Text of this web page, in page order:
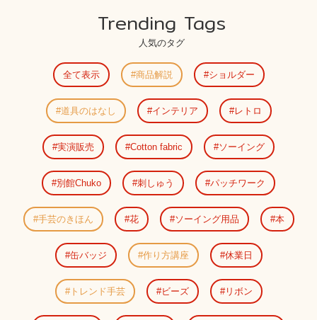
Trending Tags
人気のタグ
全て表示 商品解説 ショルダー
道具のはなし インテリア レトロ
実演販売 Cotton fabric ソーイング
別館Chuko 刺しゅう パッチワーク
手芸のきほん 花 ソーイング用品 本
缶バッジ 作り方講座 休業日
トレンド手芸 ビーズ リボン